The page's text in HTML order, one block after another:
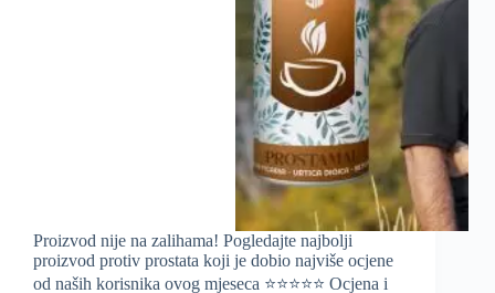
Proizvod nije na zalihama! Pogledajte najbolji
proizvod protiv prostata koji je dobio najviše ocjene
od naših korisnika ovog mjeseca ⭐️⭐️⭐️⭐️⭐️ Ocjena i